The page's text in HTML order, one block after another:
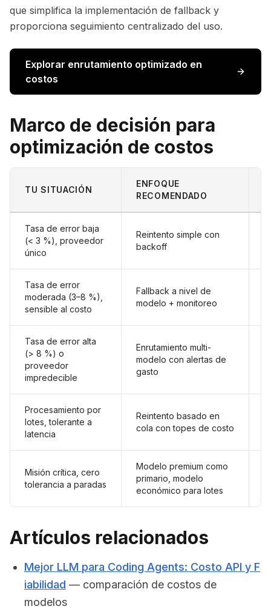
que simplifica la implementación de fallback y
proporciona seguimiento centralizado del uso.
Explorar enrutamiento optimizado en
costos
Marco de decisión para
optimización de costos
TU SITUACIÓN
ENFOQUE
RECOMENDADO
Tasa de error baja
(< 3 %), proveedor
único
Reintento simple con
backoff
Tasa de error
moderada (3–8 %),
sensible al costo
Fallback a nivel de
modelo + monitoreo
Tasa de error alta
(> 8 %) o
proveedor
impredecible
Enrutamiento multi-
modelo con alertas de
gasto
Procesamiento por
lotes, tolerante a
latencia
Reintento basado en
cola con topes de costo
Misión crítica, cero
tolerancia a paradas
Modelo premium como
primario, modelo
económico para lotes
Artículos relacionados
Mejor LLM para Coding Agents: Costo API y F
iabilidad — comparación de costos de
modelos